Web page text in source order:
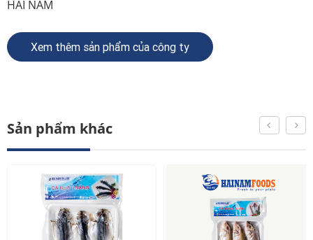
HẢI NAM
Xem thêm sản phẩm của công ty
Sản phẩm khác